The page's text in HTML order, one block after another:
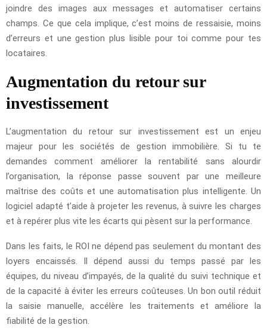
joindre des images aux messages et automatiser certains
champs. Ce que cela implique, c’est moins de ressaisie, moins
d’erreurs et une gestion plus lisible pour toi comme pour tes
locataires.
Augmentation du retour sur
investissement
L’augmentation du retour sur investissement est un enjeu
majeur pour les sociétés de gestion immobilière. Si tu te
demandes comment améliorer la rentabilité sans alourdir
l’organisation, la réponse passe souvent par une meilleure
maîtrise des coûts et une automatisation plus intelligente. Un
logiciel adapté t’aide à projeter les revenus, à suivre les charges
et à repérer plus vite les écarts qui pèsent sur la performance.
Dans les faits, le ROI ne dépend pas seulement du montant des
loyers encaissés. Il dépend aussi du temps passé par les
équipes, du niveau d’impayés, de la qualité du suivi technique et
de la capacité à éviter les erreurs coûteuses. Un bon outil réduit
la saisie manuelle, accélère les traitements et améliore la
fiabilité de la gestion.